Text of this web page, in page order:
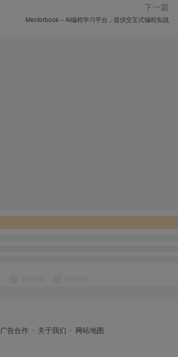
下一篇
Mentorbook – AI编程学习平台，提供交互式编程实战
广告合作 关于我们 网站地图